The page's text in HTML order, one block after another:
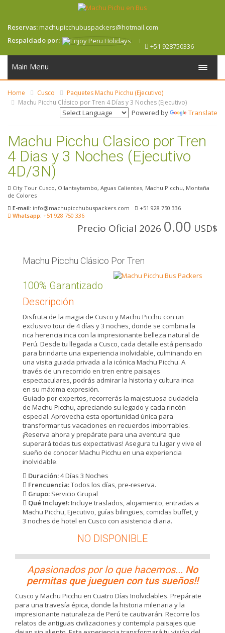
Reservas:machupicchubuspackers@hotmail.com
Respaldado por:
+51 928750336
Main Menu
Home Cusco
Paquetes Machu Picchu (Ejecutivo)
Machu Picchu Clásico por Tren 4 Días y 3 Noches (Ejecutivo)
Powered by Translate
Machu Picchu Clasico por Tren
4 Dias y 3 Noches (Ejecutivo
4D/3N)
City Tour Cusco, Ollantaytambo, Aguas Calientes, Machu Picchu, Montaña
de Colores
E-mail: info@machupicchubuspackers.com
+51 928 750 336
Whatsapp: +51 928 750 336
Precio Oficial 2026 0.00 USD$
Machu Picchu Clásico Por Tren
100% Garantizado
Descripción
Disfruta de la magia de Cusco y Machu Picchu con un
exclusivo tour de 4 días y 3 noches, donde se combina la
rica herencia inca con la impresionante belleza natural de
Perú. Desde tu llegada a Cusco, cada detalle está pensado
para brindarte una experiencia inolvidable, culminando en
una visita guiada privada a la icónica Machu Picchu. A
través de un recorrido en tren entre paisajes
espectaculares, podrás admirar la historia y cultura inca
en su máxima expresión.
Guiado por expertos, recorrerás la majestuosa ciudadela
de Machu Picchu, apreciando su legado y cada rincón
especial. Aprovecha esta oportunidad única para
transformar tus vacaciones en recuerdos imborrables.
¡Reserva ahora y prepárate para una aventura que
superará todas tus expectativas! Asegura tu lugar y vive el
sueño de conocer Machu Picchu en una experiencia
inolvidable.
Duración:4 Días 3 Noches
Frencuencia:Todos los días, pre-reserva.
Grupo: Servicio Grupal
Qué Incluye!:Incluye traslados, alojamiento, entradas a
Machu Picchu, Ejecutivo, guías bilingües, comidas buffet, y
3 noches de hotel en Cusco con asistencia diaria.
NO DISPONIBLE
Apasionados por lo que hacemos... No
permitas que jueguen con tus sueños!!
Cusco y Machu Picchu en Cuatro Días Inolvidables. Prepárate
para una travesía épica, donde la historia milenaria y la
impresionante naturaleza de Perú te cautivarán. Recorre los
relatos de antiguas civilizaciones y contempla paisajes que